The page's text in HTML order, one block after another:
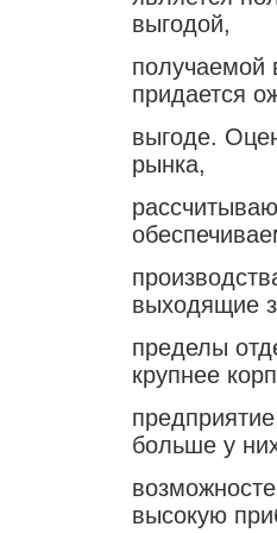
выгодой,
получаемой
придается
выгоде.
рынка,
выходящие
пределы
крупнее
больше у
высокую